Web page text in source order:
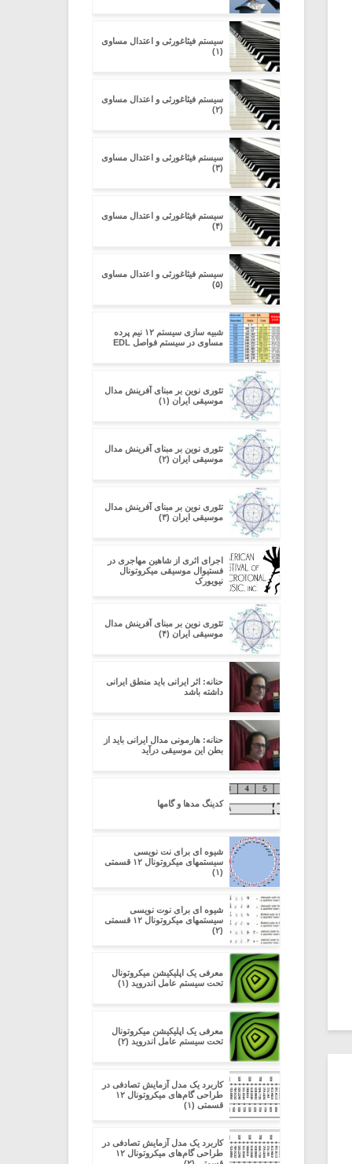
سیستم فیثاغورثی و اعتدال مساوی
(۱)
سیستم فیثاغورثی و اعتدال مساوی
(۲)
سیستم فیثاغورثی و اعتدال مساوی
(۳)
سیستم فیثاغورثی و اعتدال مساوی
(۴)
سیستم فیثاغورثی و اعتدال مساوی
(۵)
شبیه سازی سیستم ۱۲ نیم پرده
مساوی در سیستم فواصل EDL
تئوری نوین بر مبنای آفرینش مدال
موسیقی ایران (۱)
تئوری نوین بر مبنای آفرینش مدال
موسیقی ایران (۲)
تئوری نوین بر مبنای آفرینش مدال
موسیقی ایران (۳)
اجرای اثری از شاهین مهاجری در
فستیوال موسیقی میکروتونال
نیویورک
تئوری نوین بر مبنای آفرینش مدال
موسیقی ایران (۴)
حنانه: اثر ایرانی باید منطق ایرانی
داشته باشد
حنانه: هارمونی مدال ایرانی باید از
بطن این موسیقی درآید
کدینگ مدها و گامها
شیوه ای برای نت نویسی
سیستمهای میکروتونال ۱۲ قسمتی
(۱)
شیوه ای برای نوت نویسی
سیستمهای میکروتونال ۱۲ قسمتی
(۲)
معرفی یک اپلیکیشن میکروتونال
تحت سیستم عامل اندروید (۱)
معرفی یک اپلیکیشن میکروتونال
تحت سیستم عامل اندروید (۲)
کاربرد یک مدل آزمایش تصادفی در
طراحی گام‌های میکروتونال ۱۲
قسمتی (۱)
کاربرد یک مدل آزمایش تصادفی در
طراحی گام‌های میکروتونال ۱۲